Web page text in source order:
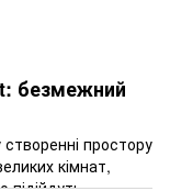
безмежний
простору
кімнат,